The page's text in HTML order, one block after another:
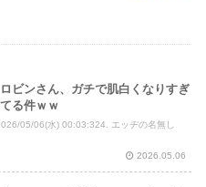
ロビンさん、ガチで肌白くなりすぎ
る件ｗｗ
05/06(水) 00:03:324. エッヂの名無し
2026.05.06